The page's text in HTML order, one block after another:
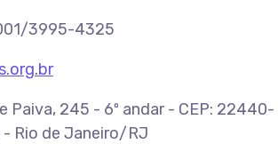
3995-4325
Paiva, 245 - 6º andar - CEP: 22440-
Rio de Janeiro/RJ